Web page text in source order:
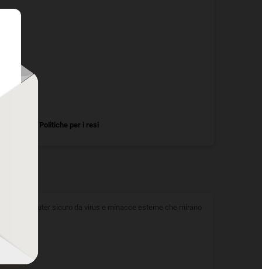
Politiche per i resi
computer sicuro da virus e minacce esterne che mirano